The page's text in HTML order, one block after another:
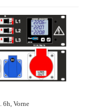
6h, Vorne